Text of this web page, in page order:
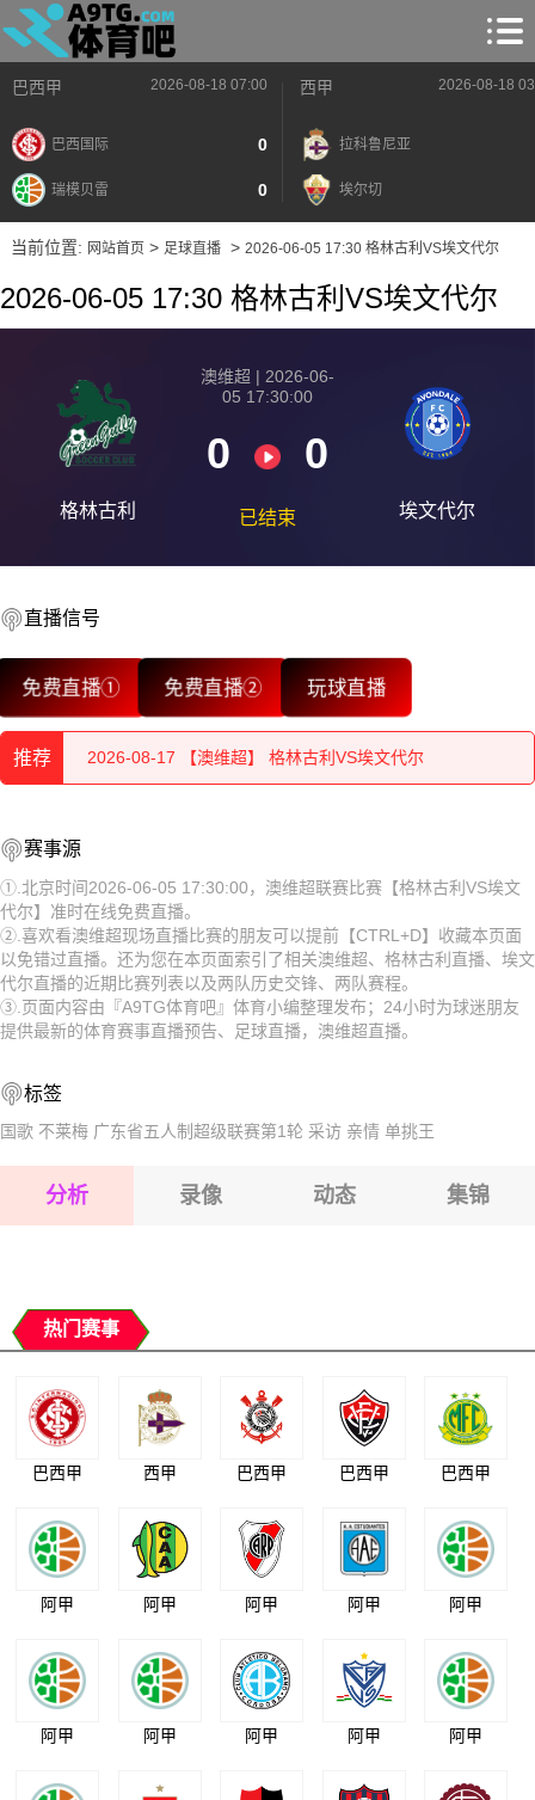
巴西甲 2026-08-18 07:00
巴西国际 0
瑞模贝雷 0
西甲 2026-08-18
拉科鲁尼亚
埃尔切
当前位置: 网站首页> 足球直播> 2026-06-05 17:30 格林古利VS埃文代尔
2026-06-05 17:30 格林古利VS埃文代尔
格林古利
澳维超 | 2026-06-
05 17:30:00
0 0
已结束 埃文代尔
直播信号
免费直播① 免费直播② 玩球直播
推荐
2026-08-18 【澳维超】 格林古利VS埃文代尔
2026-08-18 【澳维超】 格林古利VS埃文代尔
2026-08-17 【澳维超】 格林古利VS埃文代尔
2026-08-17 【澳维超】 格林古利VS埃文代尔
2026-08-17 【澳维超】 格林古利VS埃文代尔
2026-08-17 【澳维超】 格林古利VS埃文代尔
2026-08-17 【澳维超】 格林古利VS埃文代尔
2026-08-17 【澳维超】 格林古利VS埃文代尔
2026-08-17 【澳维超】 格林古利VS埃文代尔
2026-08-17 【澳维超】 格林古利VS埃文代尔
赛事源
①.北京时间2026-06-05 17:30:00，澳维超联赛比赛【格林古利VS埃文
代尔】准时在线免费直播。
②.喜欢看澳维超现场直播比赛的朋友可以提前【CTRL+D】收藏本页面
以免错过直播。还为您在本页面索引了相关澳维超、格林古利直播、埃文
代尔直播的近期比赛列表以及两队历史交锋、两队赛程。
③.页面内容由『A9TG体育吧』体育小编整理发布；24小时为球迷朋友
提供最新的体育赛事直播预告、足球直播，澳维超直播。
标签
国歌 不莱梅 广东省五人制超级联赛第1轮 采访 亲情 单挑王
分析 录像 动态 集锦
热门赛事
巴西甲 西甲 巴西甲 巴西甲 巴西甲
阿甲 阿甲 阿甲 阿甲 阿甲
阿甲 阿甲 阿甲 阿甲 阿甲